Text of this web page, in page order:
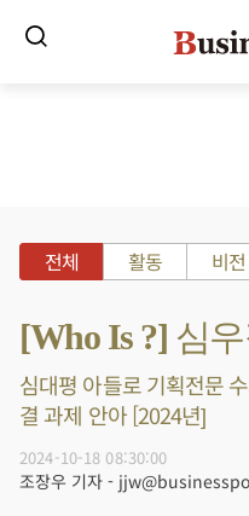
전체 활동 비전
[Who Is ?] 심
심대평 아들로 기획전문
결 과제 안아 [2024년]
2024-10-18 08:30:00
조장우 기자 -